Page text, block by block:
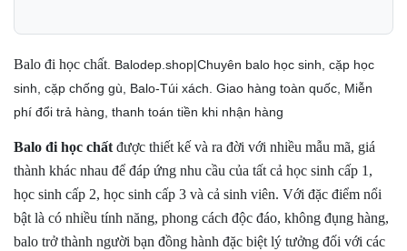
CÁCH LỰA CHỌN BALO ĐI HỌC – BẠN CẦN BIẾT
Các loại balo đi học chất lượng mà Balodep.shop đang
cung cấp
Đặc điểm nổi bật trong từng sản phẩm balo đi học, balo
Balodep.shop – Shop chuyên cung cấp balo đi học chất
lượng, chính hãng
+ Mua lẻ hoặc làm Nhà phân phối/Đại lý bán hàng nhãn
hiệu TN Bags & Xbags:
Balo đi học chất . Balodep.shop|Chuyên balo học sinh, cặp học
sinh, cặp chống gù, Balo-Túi xách. Giao hàng toàn quốc, Miễn
phí đổi trả hàng, thanh toán tiền khi nhận hàng
Balo đi học chất được thiết kế và ra đời với nhiều mẫu mã, giá
thành khác nhau để đáp ứng nhu cầu của tất cả học sinh cấp 1,
học sinh cấp 2, học sinh cấp 3 và cả sinh viên. Với đặc điểm nổi
bật là có nhiều tính năng, phong cách độc đáo, không đụng hàng,
balo trở thành người bạn đồng hành đặc biệt lý tưởng đối với các